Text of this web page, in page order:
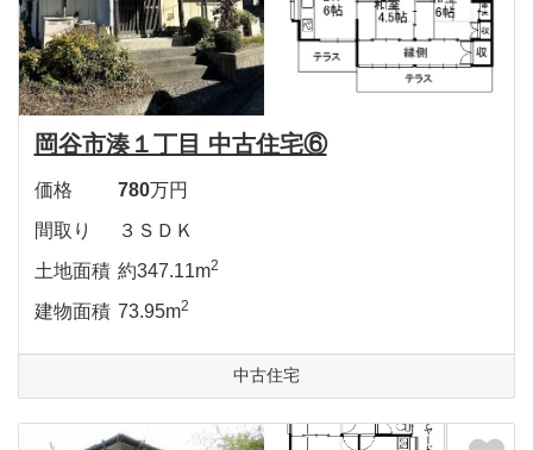
岡谷市湊１丁目 中古住宅⑥
価格 780万円
間取り
３ＳＤＫ
土地面積 約347.11m2
建物面積 73.95m2
中古住宅